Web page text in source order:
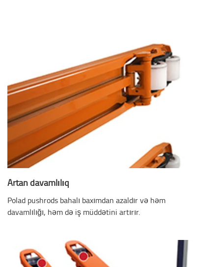
Artan davamlılıq
Polad pushrods bahalı baxımdan azaldır və həm
davamlılığı, həm də iş müddətini artırır.